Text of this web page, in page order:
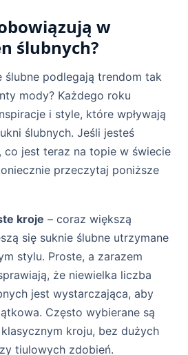
w
ślubnych?
ślubne podlegają trendom tak
mody? Każdego roku
i style, które wpływają
ślubnych. Jeśli jesteś
co jest teraz na topie w świecie
przeczytaj poniższe
kroje – coraz większą
się suknie ślubne utrzymane
stylu. Proste, a zarazem
że niewielka liczba
jest wystarczająca, aby
Często wybierane są
kroju, bez dużych
tiulowych zdobień.